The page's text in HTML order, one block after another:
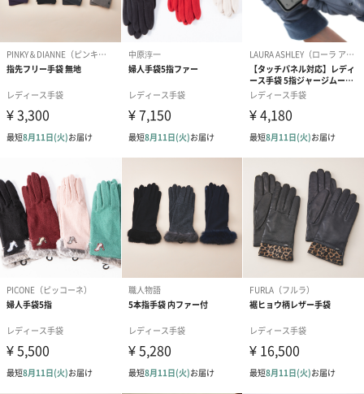
ラッピングを施してお届けいたします。
ゴールド（390円） グリーン（
生花
生花のブーケを同梱します。
※9-15時にご注文いただく場合、最短のお届け可能日が通常より
も1日遅くなります。